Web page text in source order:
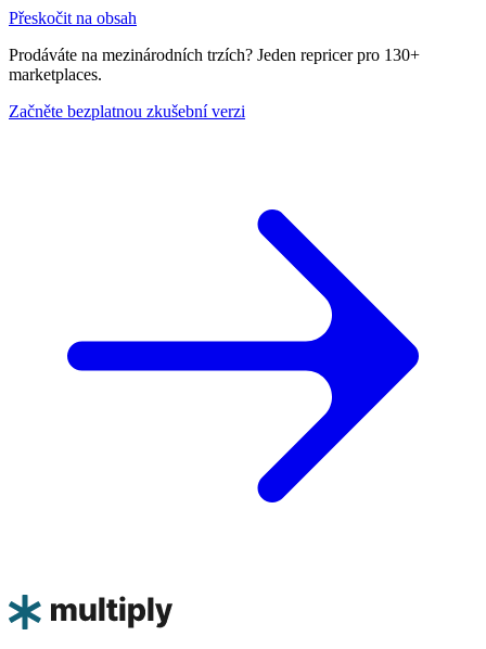
Přeskočit na obsah
Prodáváte na mezinárodních trzích? Jeden repricer pro 130+
marketplaces.
Začněte bezplatnou zkušební verzi